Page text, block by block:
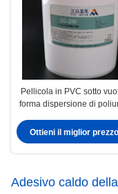
Pellicola in PVC sotto
forma dispersione di
Ottieni il miglior prezzo
Adesivo caldo